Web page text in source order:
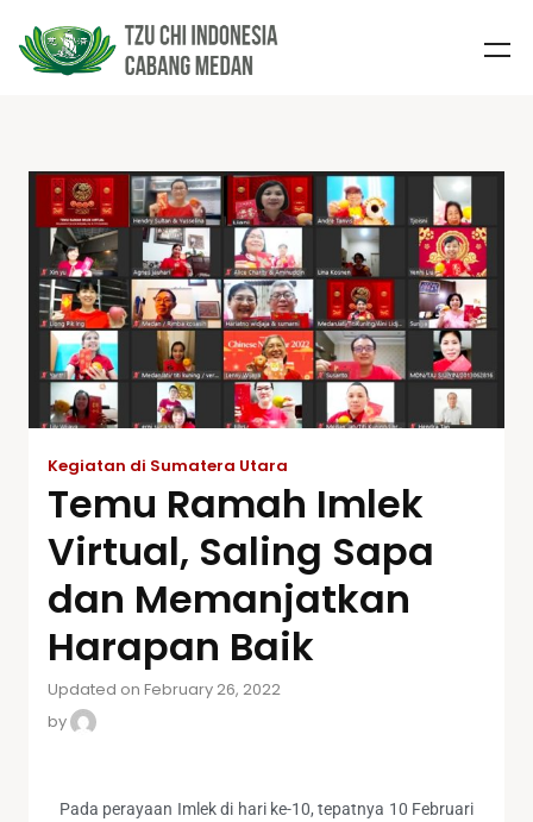
Kegiatan di Sumatera Utara
Temu Ramah Imlek
Virtual, Saling Sapa
dan Memanjatkan
Harapan Baik
Updated on February 26, 2022
by
Pada perayaan Imlek di hari ke-10, tepatnya 10 Februari